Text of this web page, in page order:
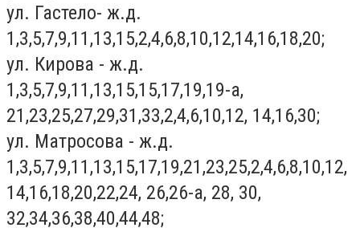
ул. Гастело- ж.д.
1,3,5,7,9,11,13,15,2,4,6,8,10,12,14,16,18,20;
ул. Кирова - ж.д.
1,3,5,7,9,11,13,15,15,17,19,19-а,
21,23,25,27,29,31,33,2,4,6,10,12, 14,16,30;
ул. Матросова - ж.д.
1,3,5,7,9,11,13,15,17,19,21,23,25,2,4,6,8,10,12,
14,16,18,20,22,24, 26,26-а, 28, 30,
32,34,36,38,40,44,48;